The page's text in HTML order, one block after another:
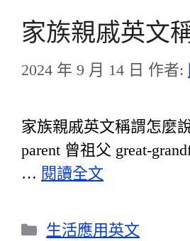
家族親戚英文
2024 年 9 月 14 日 作者:
家族親戚英文稱謂怎麼
parent 曾祖父 great-
… 閱讀全文
分
生活應用英文